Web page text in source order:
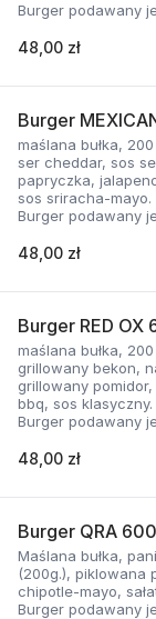
Burger podawany
48,00 zł
Burger
maślana bułka,
ser cheddar, sos
papryczka,
sos sriracha-mayo.
Burger podawany
48,00 zł
Burger RED OX
maślana bułka,
grillowany bekon,
grillowany
bbq, sos klasyczny.
Burger podawany
48,00 zł
Burger QRA
Maślana bułka,
(200g.), piklowana
chipotle-mayo,
Burger podawany